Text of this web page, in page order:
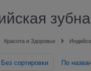
Красота и Здоровье
Без сортировки По